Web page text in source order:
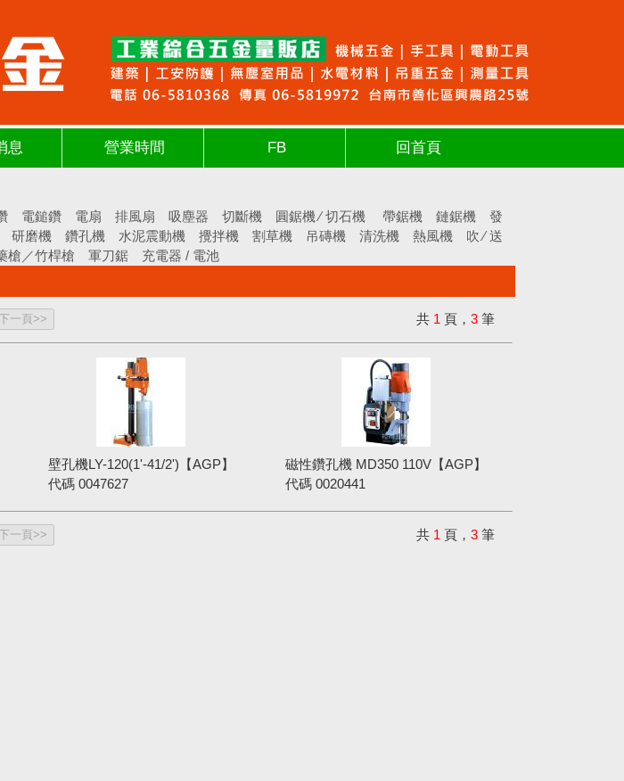
息 營業時間 FB 回首頁
電鎚鑽 電扇 排風扇 吸塵器 切斷機 圓鋸機 ∕ 切石機 帶鋸機 鏈鋸機
發
研磨機 鑽孔機 水泥震動機 攪拌機 割草機 吊磚機 清洗機 熱風機
吹 ∕ 送
槍／竹桿槍 軍刀鋸 充電器 / 電池
一頁>> 共 1 頁， 3 筆
壁孔機LY-120(1'-41/2')【AGP】
代碼 0047627
磁性鑽孔機 MD350 110V【AGP】
代碼 0020441
一頁>> 共 1 頁， 3 筆